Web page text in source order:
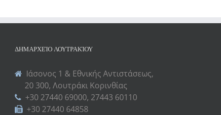
ΔΗΜΑΡΧΕΊΟ ΛΟΥΤΡΑΚΊΟΥ
Ιάσονος 1 & Εθνικής Αντιστάσεως,
20 300, Λουτράκι Κορινθίας
+30 27440 69000, 27443 60110
+30 27440 64858